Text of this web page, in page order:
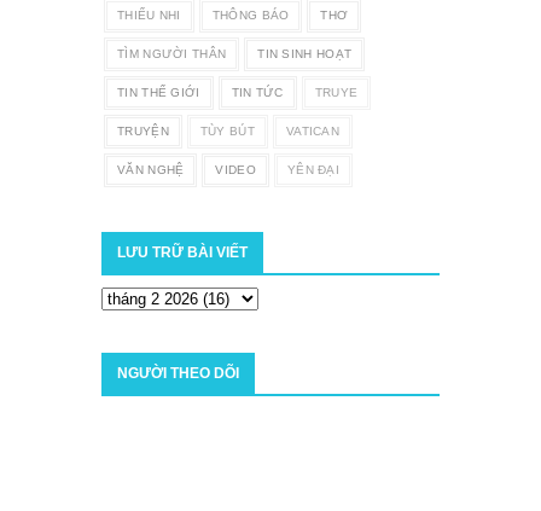
THIẾU NHI THÔNG BÁO THƠ
TÌM NGƯỜI THÂN TIN SINH HOẠT
TIN THẾ GIỚI TIN TỨC TRUYE
TRUYỆN TÙY BÚT VATICAN
VĂN NGHỆ VIDEO YÊN ĐẠI
LƯU TRỮ BÀI VIẾT
NGƯỜI THEO DÕI